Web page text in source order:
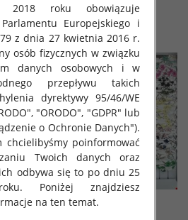
roku obowiązuje
Europejskiego i
z dnia 27 kwietnia 2016 r.
osób fizycznych w związku
danych osobowych i w
przepływu takich
dyrektywy 95/46/WE
"ORODO", "GDPR" lub
o Ochronie Danych").
chcielibyśmy poinformować
Twoich danych oraz
odbywa się to po dniu 25
Poniżej znajdziesz
na ten temat.